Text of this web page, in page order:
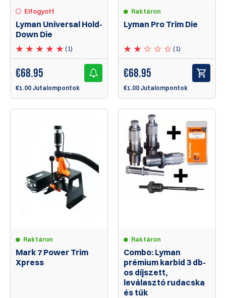
Elfogyott
Lyman Universal Hold-
Down Die
(1)
€68.95
€1.00 Jutalompontok
Raktáron
Lyman Pro Trim Die
(1)
€68.95
€1.00 Jutalompontok
Raktáron
Mark 7 Power Trim
Xpress
Raktáron
Combo: Lyman
prémium karbid 3 db-
os díjszett,
leválasztó rudacska
és tűk